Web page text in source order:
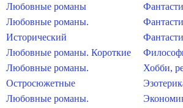
Любовные романы
Любовные романы.
Исторический
Любовные романы. Короткие
Любовные романы.
Остросюжетные
Любовные романы.
Хобби,